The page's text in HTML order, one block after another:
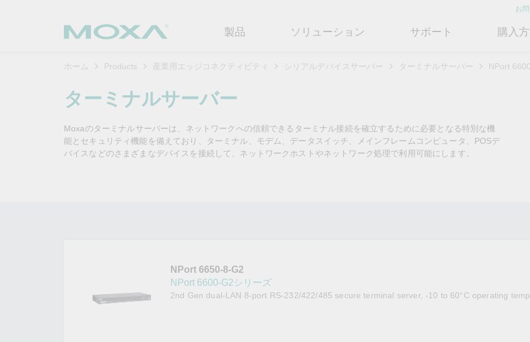
お
製品
セキュアルータ
無線AP/ブリッジ/クライアント
ネットワークセキュリティアプラ
イアンス
シリアルコンバータ
プロトコルゲートウェイ
IPカメラおよびビデオサーバー
ソリューション
鉄道
電力
TSN
シングルペアイーサネット
OTデータの秘密を解
き明かす
電力の安定供給を支え
るBESSソリューショ
OTネットワークセキ
ュリティを強化する
サポート
製品に関するよくあるご質問
（FAQ)
保証方針
こちらに記載されていないMoxa製品に関するテクニカルサポートは、
購入
ソリューションパートナー (MJSP)
イノベーションとマイルストーン
カスタマーサクセス
新着情報およびイベント
情熱を新たな可能性に
ホーム Products 産業用エッジコネクティビティ シリアルデバイスサーバー ターミナルサーバー NPort
ターミナルサーバー
Moxaのターミナルサーバーは、ネットワークへの信頼できるターミナル接続を確立するために必要となる特別な機
能とセキュリティ機能を備えており、ターミナル、モデム、データスイッチ、メインフレームコンピュータ、POSデ
バイスなどのさまざまなデバイスを接続して、ネットワークホストやネットワーク処理で利用可能にします。
NPort 6650-8-G2
NPort 6600-G2シリーズ
2nd Gen dual-LAN 8-port RS-232/422/485 secure terminal server, -10 to 60°C operating